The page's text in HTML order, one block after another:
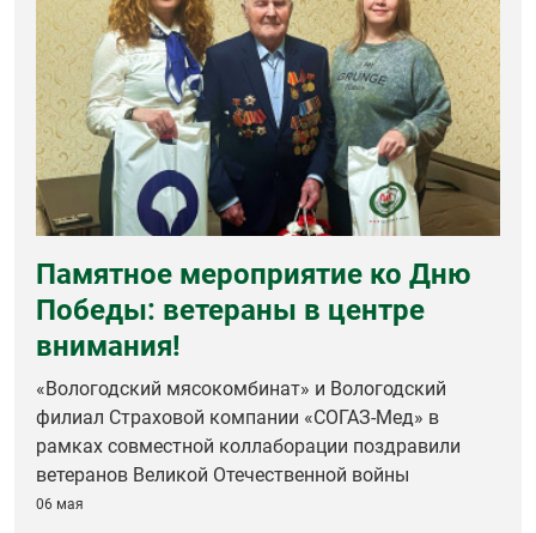
Памятное мероприятие ко Дню
Победы: ветераны в центре
внимания!
«Вологодский мясокомбинат» и Вологодский
филиал Страховой компании «СОГАЗ-Мед» в
рамках совместной коллаборации поздравили
ветеранов Великой Отечественной войны
06 мая